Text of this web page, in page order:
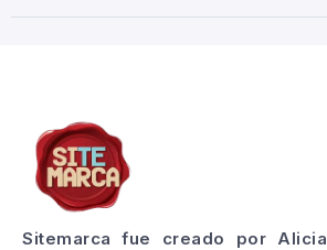
Sitemarca fue creado por